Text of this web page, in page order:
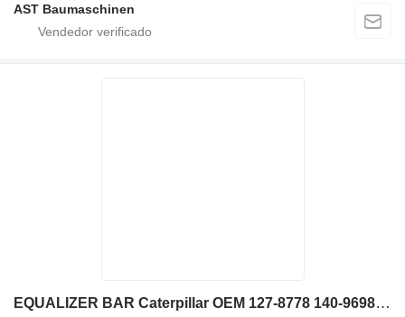
AST Baumaschinen
EQUALIZER BAR Caterpillar OEM 127-8778 140-9698 8E4164 1278778 1409698 8E-4164 para Caterpillar D8R / D9N bulldozer